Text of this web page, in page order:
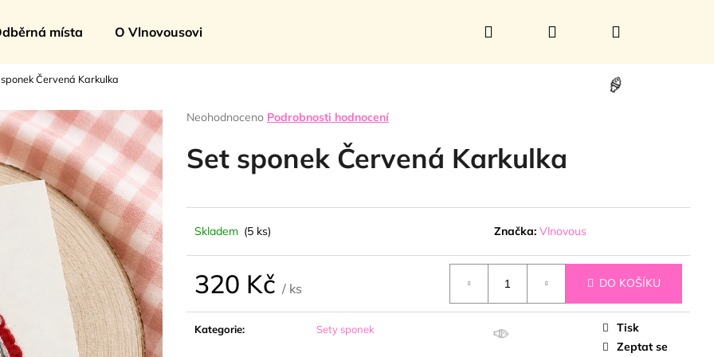
místa O Vlnovousovi Hledat PřihlášeníNákupní
košík
Červená Karkulka
Průměrné
produktu
je
5
Neohodnoceno Podrobnosti hodnocení
Set sponek Červená Karkulka
Skladem (5 ks) Značka: Vlnovous
320 Kč / ks DO KOŠÍKU
Kategorie: Sety sponek
Tisk
Zeptat se
Co potřebujete najít?
HLEDAT
Doporučujeme